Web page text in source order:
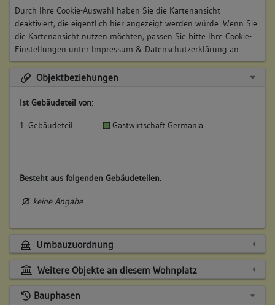
Durch Ihre Cookie-Auswahl haben Sie die Kartenansicht
deaktiviert, die eigentlich hier angezeigt werden würde. Wenn Sie
die Kartenansicht nutzen möchten, passen Sie bitte Ihre Cookie-
Einstellungen unter Impressum & Datenschutzerklärung an.
Objektbeziehungen
Ist Gebäudeteil von:
1. Gebäudeteil: Gastwirtschaft Germania
Besteht aus folgenden Gebäudeteilen:
keine Angabe
Umbauzuordnung
Weitere Objekte an diesem Wohnplatz
Bauphasen